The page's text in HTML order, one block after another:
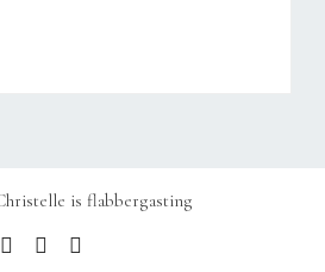
is flabbergasting